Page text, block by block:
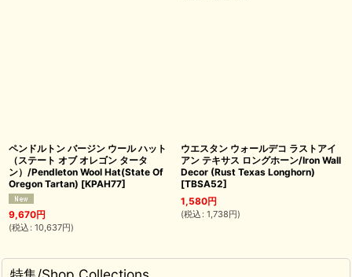
ペンドルトン バージン ウール ハット
（ステート オブ オレゴン タータ
ン）/Pendleton Wool Hat(State Of
Oregon Tartan) [KPAH77]
9,670円
(税込 : 10,637円)
ウエスタン ウォールデコ ラストアイ
アン テキサス ロングホーン/Iron Wall
Decor (Rust Texas Longhorn)
[TBSA52]
1,580円
(税込 : 1,738円)